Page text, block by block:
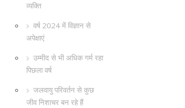
व्यक्ति
वर्ष 2024 में विज्ञान से
अपेक्षाएं
उम्मीद से भी अधिक गर्म रहा
पिछला वर्ष
जलवायु परिवर्तन से कुछ
जीव निशाचर बन रहे हैं